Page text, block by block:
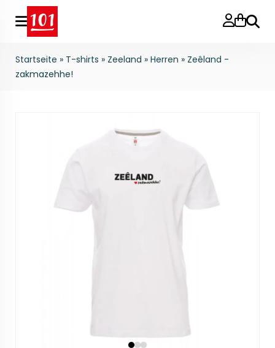
Suche
Startseite » T-shirts » Zeeland » Herren » Zeêland -
zakmazehhe!